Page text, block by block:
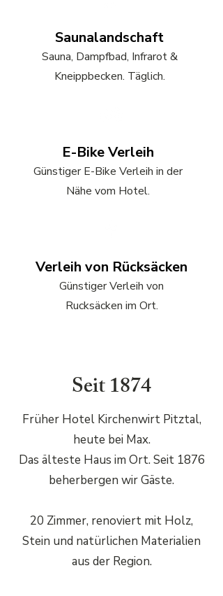
Saunalandschaft
Sauna, Dampfbad, Infrarot &
Kneippbecken. Täglich.
E-Bike Verleih
Günstiger E-Bike Verleih in der
Nähe vom Hotel.
Verleih von Rücksäcken
Günstiger Verleih von
Rucksäcken im Ort.
Seit 1874
Früher Hotel Kirchenwirt Pitztal,
heute bei Max.
Das älteste Haus im Ort. Seit 1876
beherbergen wir Gäste.
20 Zimmer, renoviert mit Holz,
Stein und natürlichen Materialien
aus der Region.